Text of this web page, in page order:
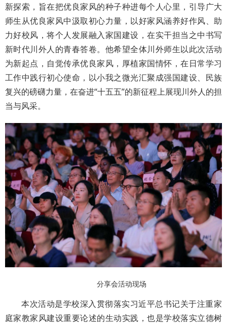
新探索，旨在把优良家风的种子种进每个人心里，引导广大
师生从优良家风中汲取初心力量，以好家风涵养好作风、助
力好校风，将个人发展融入家国建设，在实干担当之中书写
新时代川外人的青春答卷。他希望全体川外师生以此次活动
为新起点，自觉传承优良家风，厚植家国情怀，在日常学习
工作中践行初心使命，以小我之微光汇聚成强国建设、民族
复兴的磅礴力量，在奋进“十五五”的新征程上展现川外人的担
当与风采。
分享会活动现场
本次活动是学校深入贯彻落实习近平总书记关于注重家
庭家教家风建设重要论述的生动实践，也是学校落实立德树